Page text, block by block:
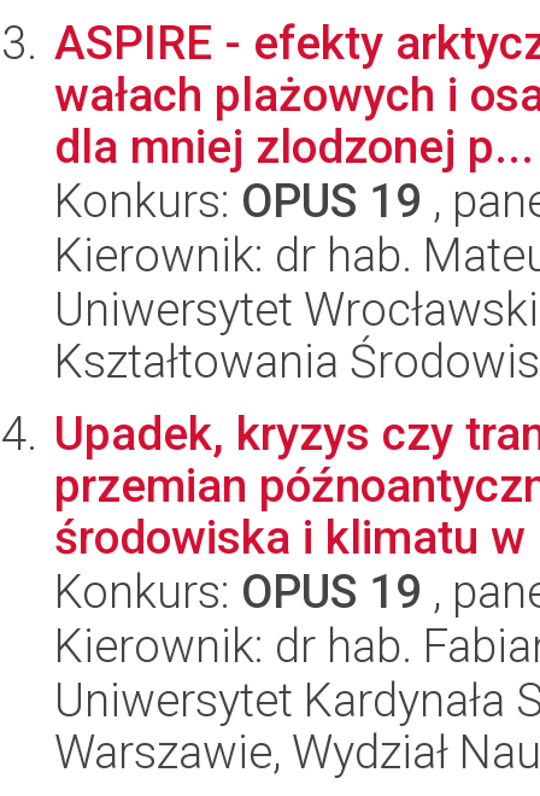
ASPIRE - efekty
wałach plażowych i
dla mniej zlodzonej p...
Konkurs: OPUS 19 ,
Kierownik: dr hab.
Uniwersytet
Kształtowania
Upadek, kryzys czy
przemian
środowiska i klimatu w
Konkurs: OPUS 19 ,
Kierownik: dr hab.
Uniwersytet Kardynała
Warszawie, Wydział